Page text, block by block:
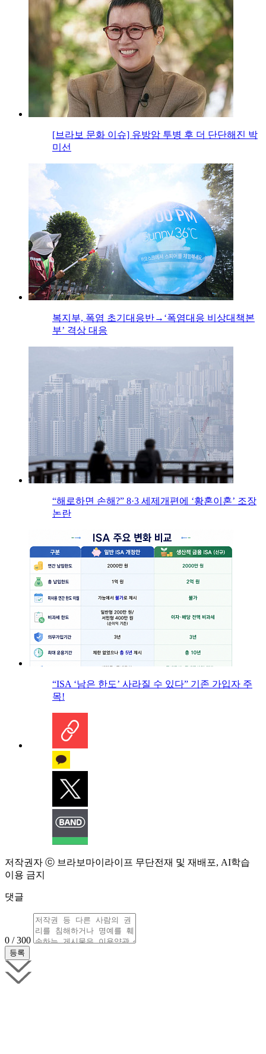
[브라보 문화 이슈] 유방암 투병 후 더 단단해진 박
미선
복지부, 폭염 초기대응반→‘폭염대응 비상대책본
부’ 격상 대응
“해로하면 손해?” 8·3 세제개편에 ‘황혼이혼’ 조장
논란
“ISA ‘남은 한도’ 사라질 수 있다” 기존 가입자 주
목!
저작권자 ⓒ 브라보마이라이프 무단전재 및 재배포, AI학습
이용 금지
댓글
0 / 300